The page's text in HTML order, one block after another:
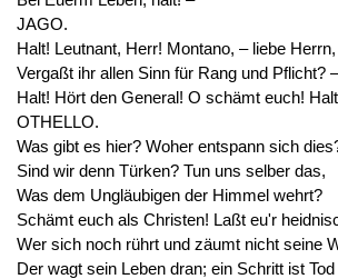
JAGO.
Halt! Leutnant, Herr! Montano, – liebe
Vergaßt ihr allen Sinn für Rang und Pflicht? –
Halt! Hört den General! O schämt euch!
OTHELLO.
Was gibt es hier? Woher entspann sich
Sind wir denn Türken? Tun uns selber das,
Was dem Ungläubigen der Himmel wehrt?
Schämt euch als Christen! Laßt eu'r
Wer sich noch rührt und zäumt nicht seine
Der wagt sein Leben dran; ein Schritt ist Tod